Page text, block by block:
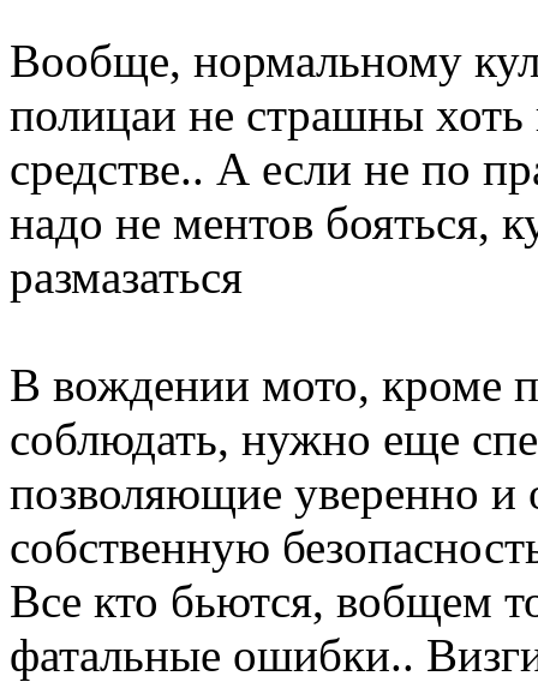
Вообще, нормальному
полицаи не страшны
средстве.. А если не по
надо не ментов бояться,
размазаться
В вождении мото, кроме
соблюдать, нужно еще
позволяющие уверенно
собственную
Все кто бьются, вобщем
фатальные ошибки..